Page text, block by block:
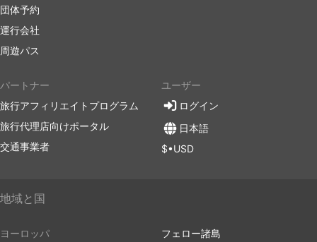
限があり、特別な運送業者を使わないと入場できない
また、ラッシュアワーに移動する場合（特に出発地
の交通事情に慣れていない場合）は、時間に余裕を持
バスは、電車や飛行機よりも高頻度で予定が狂う交通
手段です。事故、道路工事、迂回路など、予測不可能
な道路状況に大きく左右される可能性があります。特
に、週末やハイシーズン、祝祭日にこの傾向が強いで
す。このことを念頭に置いて、無理な乗り継ぎをしな
要な場合があります。バスターミナルに行けば次のバ
い。
団体予約
運行会社
周遊パス
パートナー
旅行アフィリエイトプログラム
旅行代理店向けポータル
交通事業者
ユーザー
ログイン
日本語
$•USD
地域と国
ヨーロッパ フェロー諸島